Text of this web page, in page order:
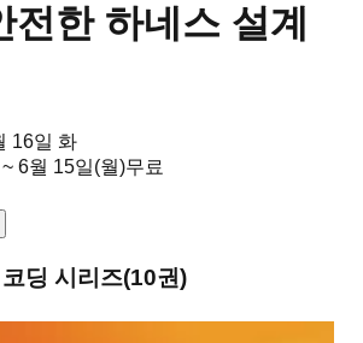
전한 하네스 설계
16일 화
6월 15일(월)무료
딩 시리즈(10권)